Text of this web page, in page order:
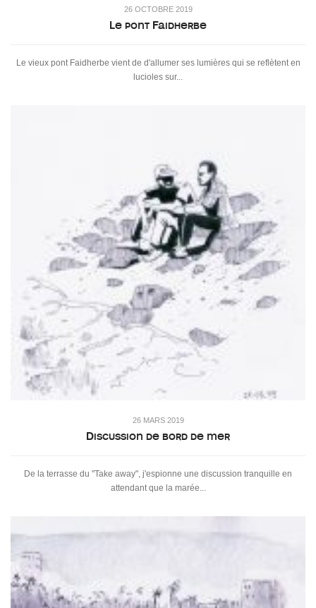
26 OCTOBRE 2019
Le pont Faidherbe
Le vieux pont Faidherbe vient de d'allumer ses lumières qui se reflètent en
lucioles sur...
26 MARS 2019
Discussion de bord de mer
De la terrasse du "Take away", j'espionne une discussion tranquille en
attendant que la marée...